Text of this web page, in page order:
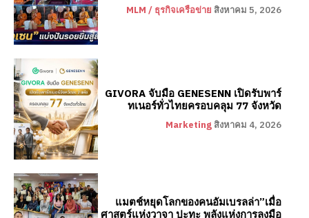
MLM / ธุรกิจเครือข่าย สิงหาคม 5, 2026
GIVORA จับมือ GENESENN เปิดรับพาร์
ทเนอร์ทั่วไทยครอบคลุม 77 จังหวัด
Marketing สิงหาคม 4, 2026
แมตช์หยุดโลกของคนอัมเบรลล่า”เมื่อ
ศาสตร์แห่งวาจา ปะทะ พลังแห่งการลงมือ